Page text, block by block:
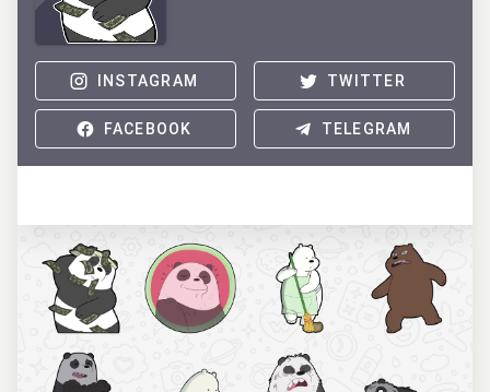
INSTAGRAM TWITTER
FACEBOOK TELEGRAM